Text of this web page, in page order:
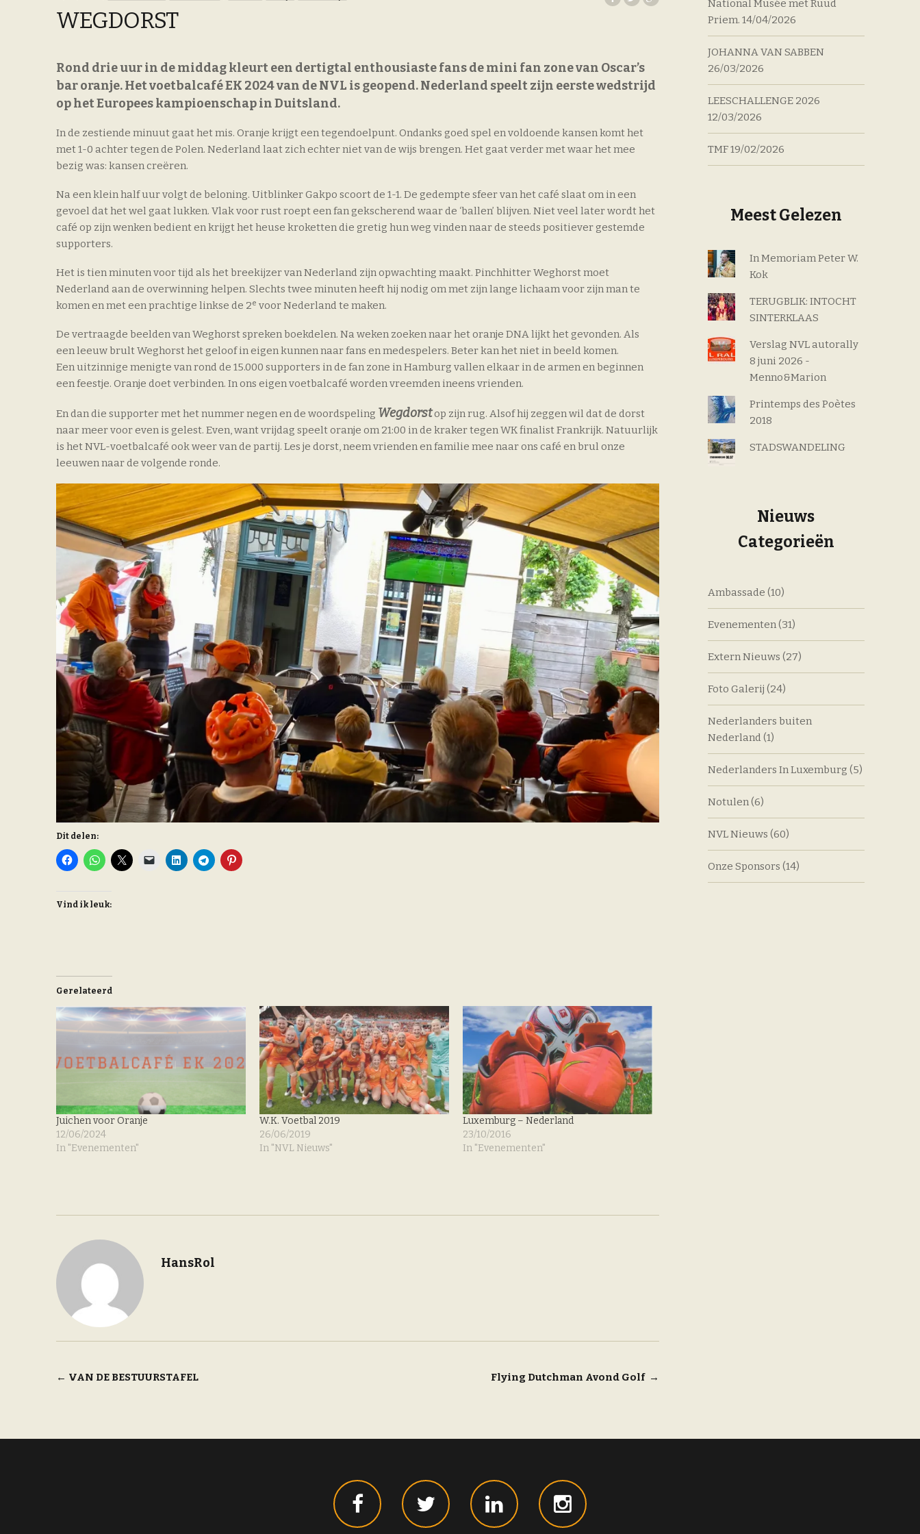
WEGDORST
Rond drie uur in de middag kleurt een dertigtal enthousiaste fans de mini fan zone van Oscar’s
bar oranje. Het voetbalcafé EK 2024 van de NVL is geopend. Nederland speelt zijn eerste wedstrijd
op het Europees kampioenschap in Duitsland.
In de zestiende minuut gaat het mis. Oranje krijgt een tegendoelpunt. Ondanks goed spel en voldoende kansen komt het
met 1-0 achter tegen de Polen. Nederland laat zich echter niet van de wijs brengen. Het gaat verder met waar het mee
bezig was: kansen creëren.
Na een klein half uur volgt de beloning. Uitblinker Gakpo scoort de 1-1. De gedempte sfeer van het café slaat om in een
gevoel dat het wel gaat lukken. Vlak voor rust roept een fan gekscherend waar de ‘ballen’ blijven. Niet veel later wordt het
café op zijn wenken bedient en krijgt het heuse kroketten die gretig hun weg vinden naar de steeds positiever gestemde
supporters.
Het is tien minuten voor tijd als het breekijzer van Nederland zijn opwachting maakt. Pinchhitter Weghorst moet
Nederland aan de overwinning helpen. Slechts twee minuten heeft hij nodig om met zijn lange lichaam voor zijn man te
komen en met een prachtige linkse de 2e voor Nederland te maken.
De vertraagde beelden van Weghorst spreken boekdelen. Na weken zoeken naar het oranje DNA lijkt het gevonden. Als
een leeuw brult Weghorst het geloof in eigen kunnen naar fans en medespelers. Beter kan het niet in beeld komen.
Een uitzinnige menigte van rond de 15.000 supporters in de fan zone in Hamburg vallen elkaar in de armen en beginnen
een feestje. Oranje doet verbinden. In ons eigen voetbalcafé worden vreemden ineens vrienden.
En dan die supporter met het nummer negen en de woordspeling Wegdorstop zijn rug. Alsof hij zeggen wil dat de dorst
naar meer voor even is gelest. Even, want vrijdag speelt oranje om 21:00 in de kraker tegen WK finalist Frankrijk. Natuurlijk
is het NVL-voetbalcafé ook weer van de partij. Les je dorst, neem vrienden en familie mee naar ons café en brul onze
leeuwen naar de volgende ronde.
Dit delen:
Vind ik leuk:
Gerelateerd
Juichen voor Oranje
12/06/2024
In "Evenementen"
W.K. Voetbal 2019
26/06/2019
In "NVL Nieuws"
Luxemburg – Nederland
23/10/2016
In "Evenementen"
HansRol
Bericht
← VAN DE BESTUURSTAFEL Flying Dutchman Avond Golf →
National Musée met Ruud
Priem. 14/04/2026
JOHANNA VAN SABBEN
26/03/2026
LEESCHALLENGE 2026
12/03/2026
TMF19/02/2026
Meest Gelezen
In Memoriam Peter W.
Kok
TERUGBLIK: INTOCHT
SINTERKLAAS
Verslag NVL autorally
8 juni 2026 -
Menno&Marion
Printemps des Poètes
2018
STADSWANDELING
Nieuws
Categorieën
Ambassade (10)
Evenementen(31)
Extern Nieuws (27)
Foto Galerij (24)
Nederlanders buiten
Nederland (1)
Nederlanders In Luxemburg (5)
Notulen(6)
NVL Nieuws (60)
Onze Sponsors (14)